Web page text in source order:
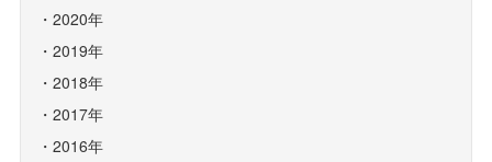
2020年
2019年
2018年
2017年
2016年